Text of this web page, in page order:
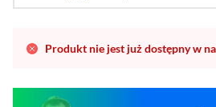
Produkt nie jest już dostępny w